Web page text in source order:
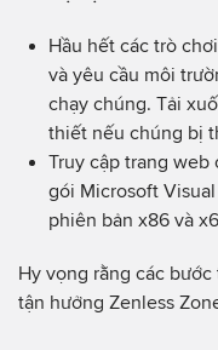
Hầu hết các trò
và yêu cầu môi
chạy chúng. Tải
thiết nếu chúng bị
Truy cập trang web
gói Microsoft
phiên bản x86 và
Hy vọng rằng các
tận hưởng Zenless